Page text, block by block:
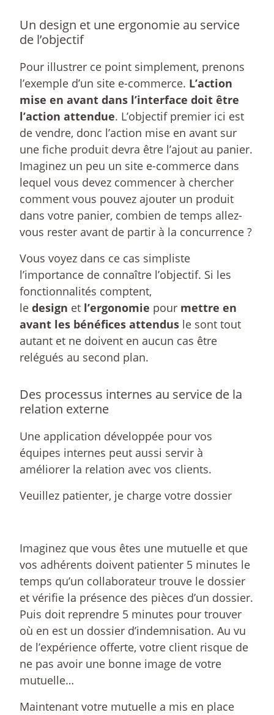
Un design et une ergonomie au service
de l’objectif
Pour illustrer ce point simplement, prenons
l’exemple d’un site e-commerce. L’action
mise en avant dans l’interface doit être
l’action attendue. L’objectif premier ici est
de vendre, donc l’action mise en avant sur
une fiche produit devra être l’ajout au panier.
Imaginez un peu un site e-commerce dans
lequel vous devez commencer à chercher
comment vous pouvez ajouter un produit
dans votre panier, combien de temps allez-
vous rester avant de partir à la concurrence ?
Vous voyez dans ce cas simpliste
l’importance de connaître l’objectif. Si les
fonctionnalités comptent,
le design et l’ergonomie pour mettre en
avant les bénéfices attendus le sont tout
autant et ne doivent en aucun cas être
relégués au second plan.
Des processus internes au service de la
relation externe
Une application développée pour vos
équipes internes peut aussi servir à
améliorer la relation avec vos clients.
Veuillez patienter, je charge votre dossier
Imaginez que vous êtes une mutuelle et que
vos adhérents doivent patienter 5 minutes le
temps qu’un collaborateur trouve le dossier
et vérifie la présence des pièces d’un dossier.
Puis doit reprendre 5 minutes pour trouver
où en est un dossier d’indemnisation. Au vu
de l’expérience offerte, votre client risque de
ne pas avoir une bonne image de votre
mutuelle…
Maintenant votre mutuelle a mis en place